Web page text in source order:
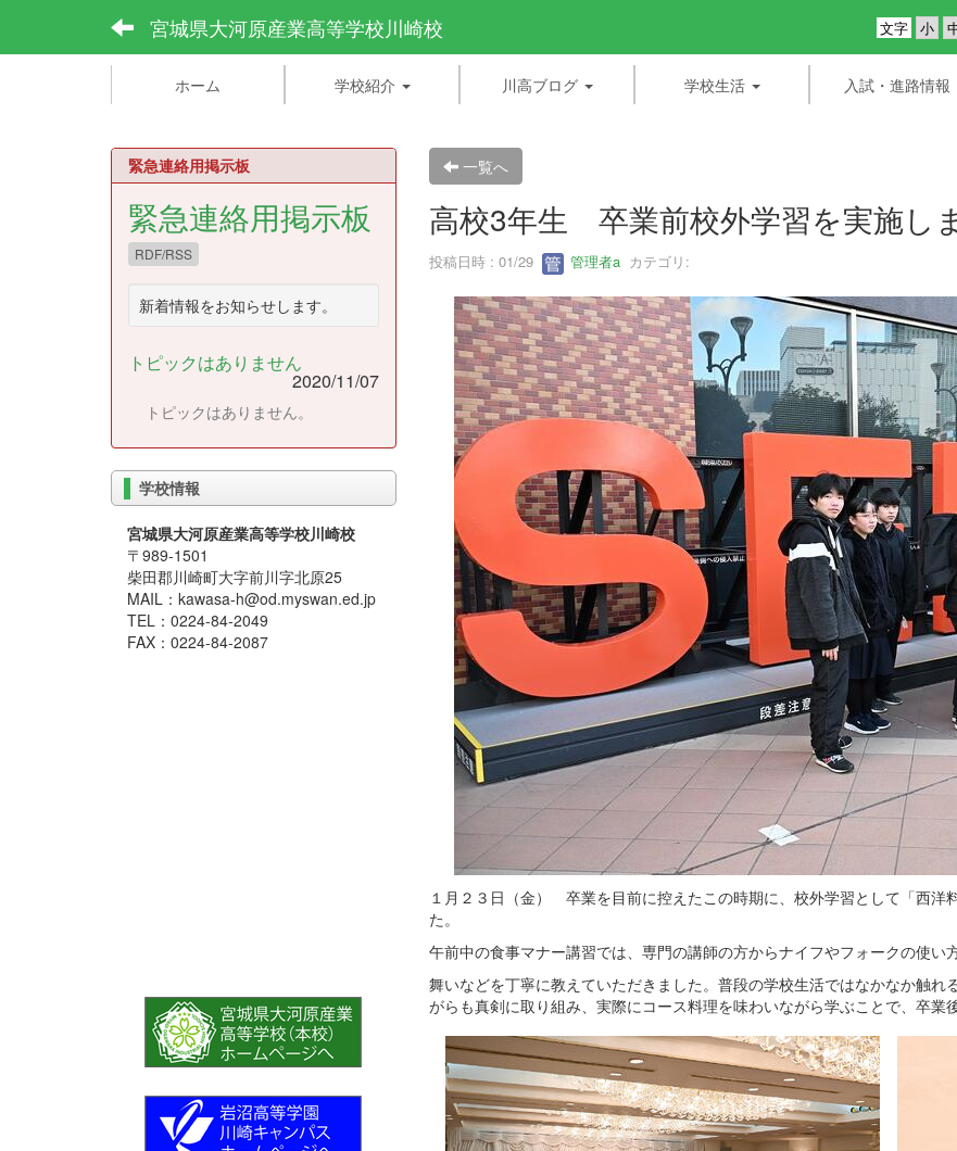
宮城県大河原産業高等学校川崎校 文字
ホーム 学校紹介 川高ブログ 学校生活 入試・進路情報
一覧へ
高校3年生 卒業前校外学習を実施し
投稿日時 : 01/29 管理者aカテゴリ:
１月２３日（金） 卒業を目前に控えたこの時期に、校外学習として「西洋
た。
午前中の食事マナー講習では、専門の講師の方からナイフやフォークの使
舞いなどを丁寧に教えていただきました。普段の学校生活ではなかなか触
がらも真剣に取り組み、実際にコース料理を味わいながら学ぶことで、卒業
緊急連絡用掲示板
緊急連絡用掲示板
RDF/RSS
新着情報をお知らせします。
トピックはありません
2020/11/07
トピックはありません。
学校情報
宮城県大河原産業高等学校川崎校
〒989-1501
柴田郡川崎町大字前川字北原25
MAIL：kawasa-h@od.myswan.ed.jp
TEL：0224-84-2049
FAX：0224-84-2087